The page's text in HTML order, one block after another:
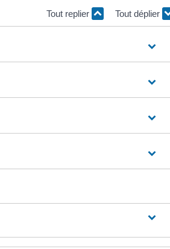
Tout replier Tout déplier